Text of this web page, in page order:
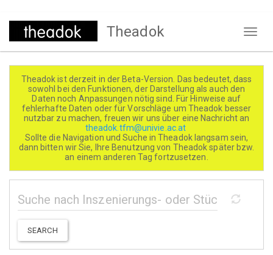
Direkt
Theadok
Theadok ist derzeit in der Beta-Version. Das bedeutet, dass
sowohl bei den Funktionen, der Darstellung als auch den
Daten noch Anpassungen nötig sind. Für Hinweise auf
fehlerhafte Daten oder für Vorschläge um Theadok besser
nutzbar zu machen, freuen wir uns über eine Nachricht an
theadok.tfm@univie.ac.at
Sollte die Navigation und Suche in Theadok langsam sein,
dann bitten wir Sie, Ihre Benutzung von Theadok später bzw.
an einem anderen Tag fortzusetzen.
SEARCH